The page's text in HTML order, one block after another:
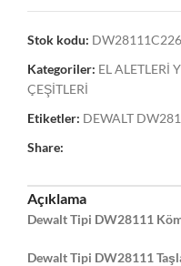
Stok kodu:
Kategoriler: EL ALETLERİ
ÇEŞİTLERİ
Etiketler: DEWALT
Share:
Açıklama
Dewalt Tipi DW28111
Dewalt Tipi DW28111